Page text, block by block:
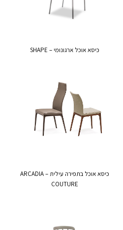
כיסא אוכל ארגונומי – SHAPE
כיסא אוכל בתפירה עילית – ARCADIA
COUTURE